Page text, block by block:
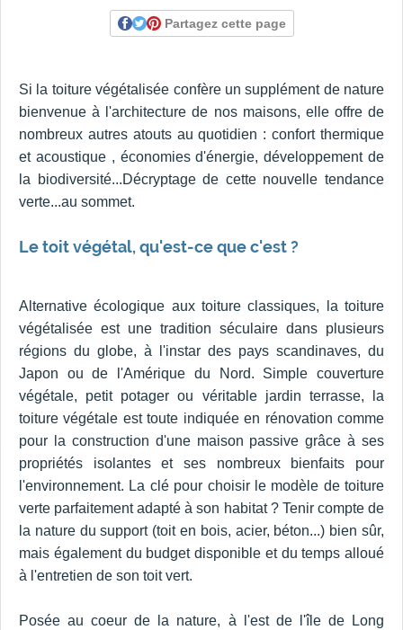
Partagez cette page
Si la toiture végétalisée confère un supplément de nature
bienvenue à l'architecture de nos maisons, elle offre de
nombreux autres atouts au quotidien : confort thermique
et acoustique , économies d'énergie, développement de
la biodiversité...Décryptage de cette nouvelle tendance
verte...au sommet.
Le toit végétal, qu'est-ce que c'est ?
Alternative écologique aux toiture classiques, la toiture
végétalisée est une tradition séculaire dans plusieurs
régions du globe, à l'instar des pays scandinaves, du
Japon ou de l'Amérique du Nord. Simple couverture
végétale, petit potager ou véritable jardin terrasse, la
toiture végétale est toute indiquée en rénovation comme
pour la construction d'une maison passive grâce à ses
propriétés isolantes et ses nombreux bienfaits pour
l'environnement. La clé pour choisir le modèle de toiture
verte parfaitement adapté à son habitat ? Tenir compte de
la nature du support (toit en bois, acier, béton...) bien sûr,
mais également du budget disponible et du temps alloué
à l'entretien de son toit vert.
Posée au coeur de la nature, à l'est de l'île de Long